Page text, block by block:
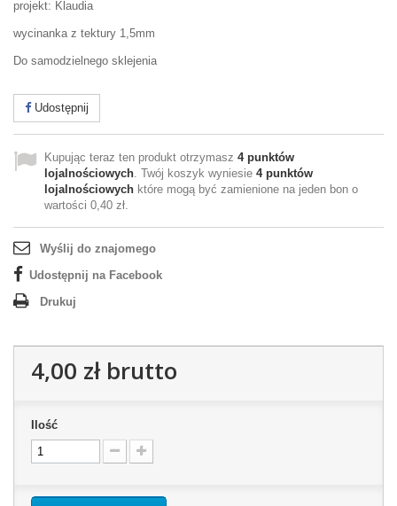
projekt: Klaudia
wycinanka z tektury 1,5mm
Do samodzielnego sklejenia
Udostępnij
Kupując teraz ten produkt otrzymasz 4punktów
lojalnościowych. Twój koszyk wyniesie 4punktów
lojalnościowych które mogą być zamienione na jeden bon o
wartości 0,40 zł.
Wyślij do znajomego
Udostępnij na Facebook
Drukuj
4,00 złbrutto
Ilość